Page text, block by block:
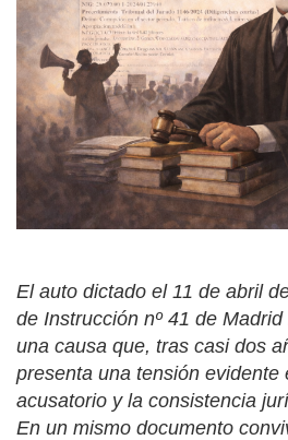
El auto dictado el 11 de abril
de Instrucción nº 41 de
una causa que, tras casi dos
presenta una tensión evidente
acusatorio y la consistencia
En un mismo documento